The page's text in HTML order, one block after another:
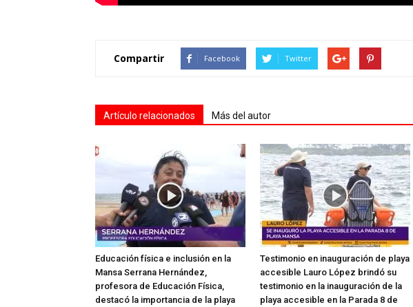
Compartir Facebook Twitter
Artículo relacionados Más del autor
Educación física e inclusión en la
Mansa Serrana Hernández,
profesora de Educación Física,
destacó la importancia de la playa
Testimonio en inauguración de playa
accesible Lauro López brindó su
testimonio en la inauguración de la
playa accesible en la Parada 8 de